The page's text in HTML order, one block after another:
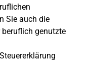
Sie auch die
genutzte